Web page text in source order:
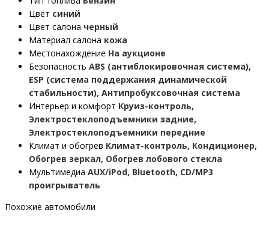
Цвет синий
Цвет салона черный
Материал салона кожа
Местонахождение На аукционе
Безопасность ABS (антиблокировочная система),
ESP (система поддержания динамической
стабильности), Антипробуксовочная система
Интерьер и комфорт Круиз-контроль,
Электростеклоподъемники задние,
Электростеклоподъемники передние
Климат и обогрев Климат-контроль, Кондиционер,
Обогрев зеркал, Обогрев лобового стекла
Мультимедиа AUX/iPod, Bluetooth, CD/MP3
проигрыватель
Похожие автомобили